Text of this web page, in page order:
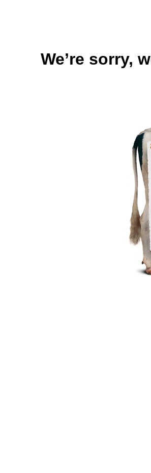
We’re sorry,